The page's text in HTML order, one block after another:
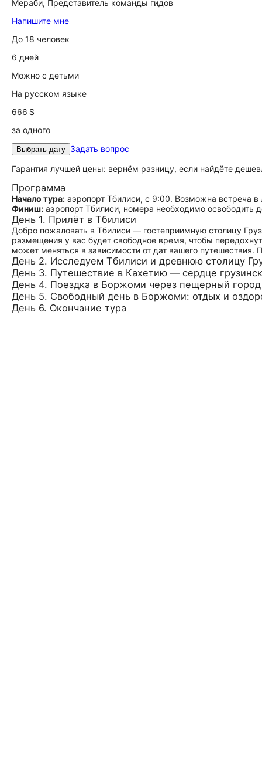
Мераби, Представитель команды гидов
Напишите мне
До 18 человек
6 дней
Можно с детьми
На русском языке
666 $
за одного
Выбрать дату Задать вопрос
Гарантия лучшей цены: вернём разницу, если найдёте
Программа
Начало тура: аэропорт Тбилиси, с 9:00. Возможна встреча
Финиш: аэропорт Тбилиси, номера необходимо освободить
День 1. Прилёт в Тбилиси
Добро пожаловать в Тбилиси — гостеприимную столицу
размещения у вас будет свободное время, чтобы
может меняться в зависимости от дат вашего
День 2. Исследуем Тбилиси и древнюю столицу
День 3. Путешествие в Кахетию — сердце
День 4. Поездка в Боржоми через пещерный город
День 5. Свободный день в Боржоми: отдых и
День 6. Окончание тура